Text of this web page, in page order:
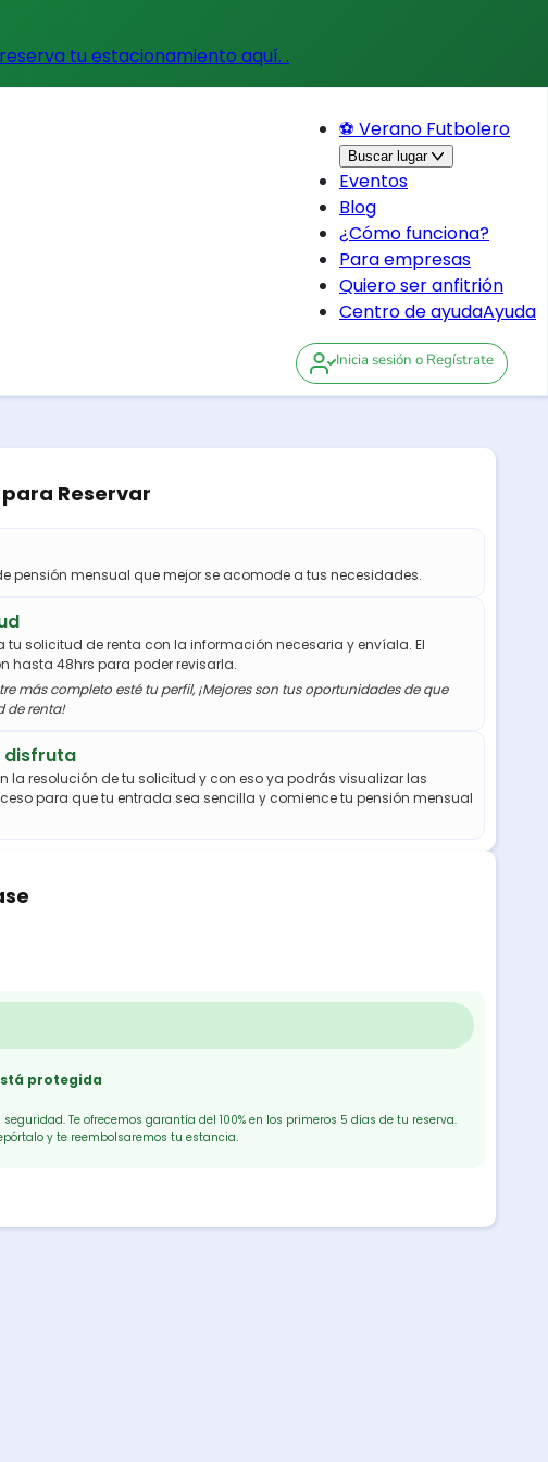
tu estacionamiento aquí. .
⚽ Verano Futbolero
Buscar lugar
Eventos
Blog
¿Cómo funciona?
Para empresas
Quiero ser anfitrión
Centro de ayudaAyuda
Inicia sesión o Regístrate
para Reservar
pensión mensual que mejor se acomode a tus necesidades.
tu solicitud de renta con la información necesaria y envíala. El
hasta 48hrs para poder revisarla.
más completo esté tu perfil, ¡Mejores son tus oportunidades de que
de renta!
disfruta
la resolución de tu solicitud y con eso ya podrás visualizar las
para que tu entrada sea sencilla y comience tu pensión mensual
protegida
Te ofrecemos garantía del 100% en los primeros 5 días de tu reserva.
y te reembolsaremos tu estancia.